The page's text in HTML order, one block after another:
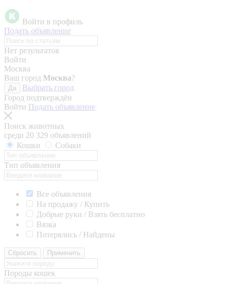
Войти в профиль
Подать объявление
Нет результатов
Войти
Москва
Ваш город Москва?
Да
Выбрать город
Город подтверждён
Войти Подать объявление
Поиск животных
среди 20 329 объявлений
Кошки
Собаки
Тип объявления
Все объявления
На продажу / Купить
Добрые руки / Взять бесплатно
Вязка
Потерялись / Найдены
Сбросить Применить
Породы кошек